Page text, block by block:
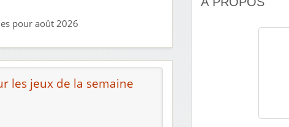
pour août 2026
les jeux de la semaine